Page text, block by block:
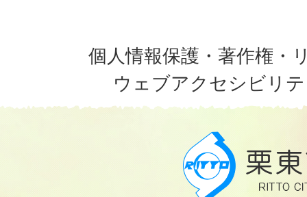
個人情報保護・著作権・
ウェブアクセシビリ